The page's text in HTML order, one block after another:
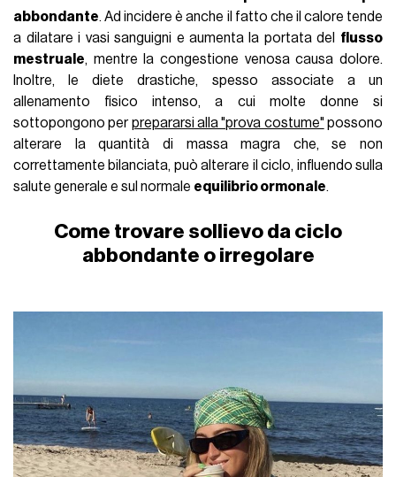
abbondante. Ad incidere è anche il fatto che il calore tende
a dilatare i vasi sanguigni e aumenta la portata del flusso
mestruale, mentre la congestione venosa causa dolore.
Inoltre, le diete drastiche, spesso associate a un
allenamento fisico intenso, a cui molte donne si
sottopongono perprepararsi alla "prova costume" possono
alterare la quantità di massa magra che, se non
correttamente bilanciata, può alterare il ciclo, influendo sulla
salute generale e sul normale equilibrio ormonale.
Come trovare sollievo da ciclo
abbondante o irregolare